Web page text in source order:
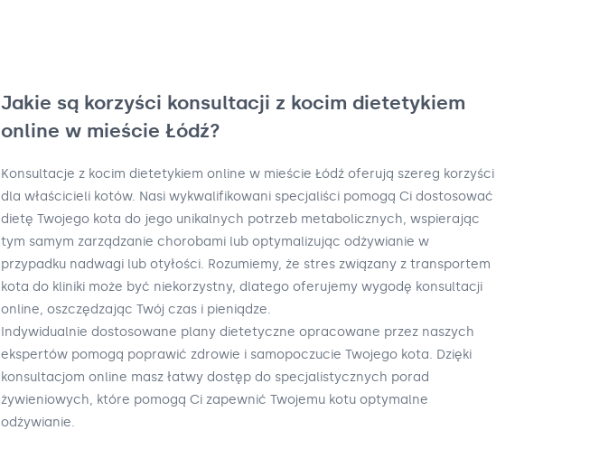
Jakie są korzyści konsultacji z kocim dietetykiem
online w mieście Łódź?
Konsultacje z kocim dietetykiem online w mieście Łódź oferują szereg korzyści
dla właścicieli kotów. Nasi wykwalifikowani specjaliści pomogą Ci dostosować
dietę Twojego kota do jego unikalnych potrzeb metabolicznych, wspierając
tym samym zarządzanie chorobami lub optymalizując odżywianie w
przypadku nadwagi lub otyłości. Rozumiemy, że stres związany z transportem
kota do kliniki może być niekorzystny, dlatego oferujemy wygodę konsultacji
online, oszczędzając Twój czas i pieniądze.
Indywidualnie dostosowane plany dietetyczne opracowane przez naszych
ekspertów pomogą poprawić zdrowie i samopoczucie Twojego kota. Dzięki
konsultacjom online masz łatwy dostęp do specjalistycznych porad
żywieniowych, które pomogą Ci zapewnić Twojemu kotu optymalne
odżywianie.